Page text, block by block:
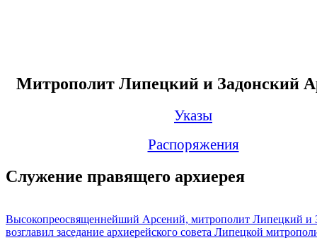
Митрополит Липецкий и Задонский
Указы
Распоряжения
Служение правящего архиерея
Высокопреосвященнейший Арсений, митрополит Липецкий и
возглавил заседание архиерейского совета Липецкой